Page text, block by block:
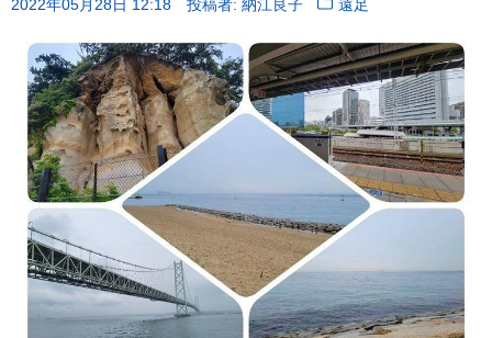
2022年05月28日 12:18 投稿者: 納江良子 遠足